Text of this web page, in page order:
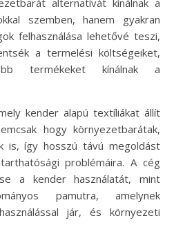
szemben, hanem gyakran
felhasználása lehetővé teszi,
a termelési költségeiket,
termékeket kínálnak a
kender alapú textíliákat állít
hogy környezetbarátak,
is, így hosszú távú megoldást
problémáira. A cég
a kender használatát, mint
pamutra, amelynek
jár, és környezeti